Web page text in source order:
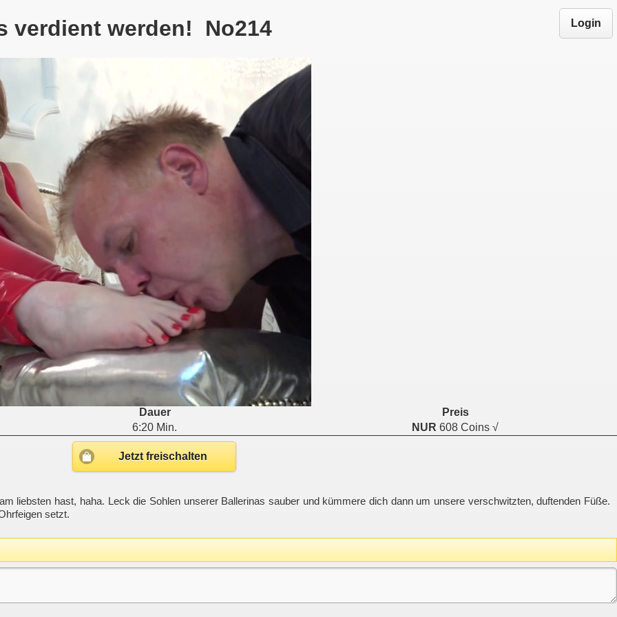
Login
verdient werden! No214
Dauer
Preis
6:20 Min. NUR 608 Coins √
Jetzt freischalten
liebsten hast, haha. Leck die Sohlen unserer Ballerinas sauber und kümmere dich dann um unsere verschwitzten, duftenden Füße.
setzt.